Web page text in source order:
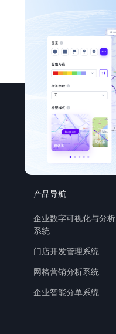
产品导航
企业数字可视化与分析
系统
门店开发管理系统
网格营销分析系统
企业智能分单系统